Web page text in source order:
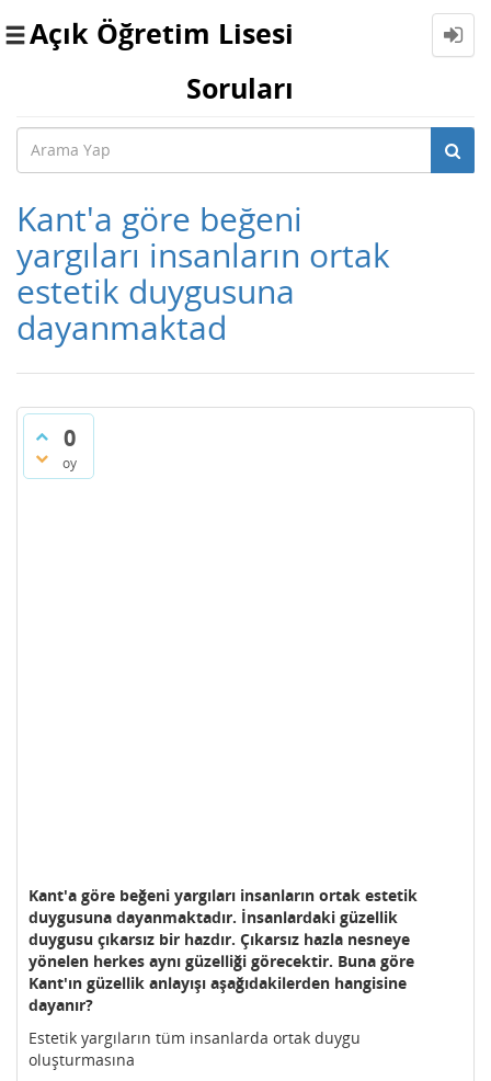
Toggle
Açık Öğretim Lisesi
Soruları
Kant'a göre beğeni
yargıları insanların ortak
estetik duygusuna
dayanmaktad
0
oy
Kant'a göre beğeni yargıları insanların ortak estetik
duygusuna dayanmaktadır. İnsanlardaki güzellik
duygusu çıkarsız bir hazdır. Çıkarsız hazla nesneye
yönelen herkes aynı güzelliği görecektir. Buna göre
Kant'ın güzellik anlayışı aşağıdakilerden hangisine
dayanır?
Estetik yargıların tüm insanlarda ortak duygu
oluşturmasına